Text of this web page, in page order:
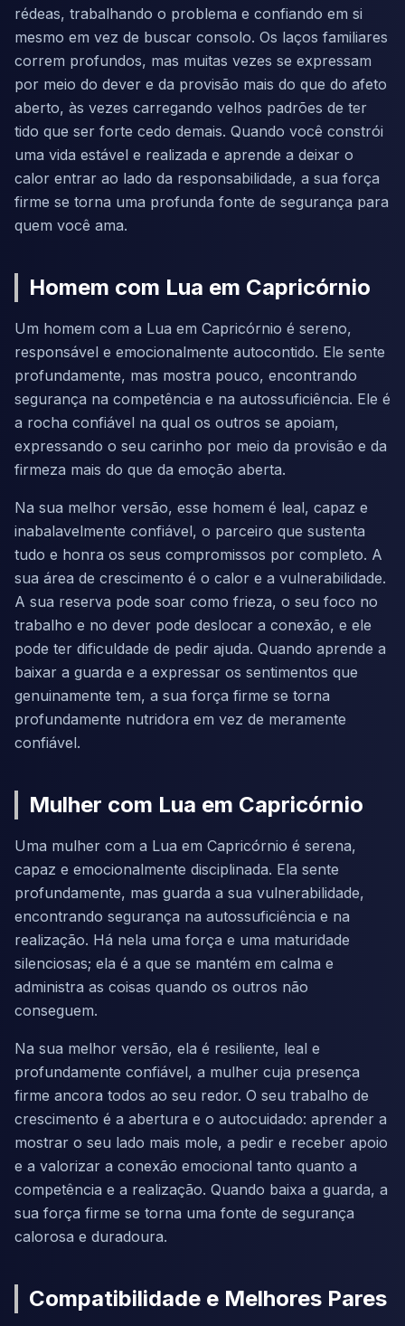
rédeas, trabalhando o problema e confiando em si
mesmo em vez de buscar consolo. Os laços familiares
correm profundos, mas muitas vezes se expressam
por meio do dever e da provisão mais do que do afeto
aberto, às vezes carregando velhos padrões de ter
tido que ser forte cedo demais. Quando você constrói
uma vida estável e realizada e aprende a deixar o
calor entrar ao lado da responsabilidade, a sua força
firme se torna uma profunda fonte de segurança para
quem você ama.
Homem com Lua em Capricórnio
Um homem com a Lua em Capricórnio é sereno,
responsável e emocionalmente autocontido. Ele sente
profundamente, mas mostra pouco, encontrando
segurança na competência e na autossuficiência. Ele é
a rocha confiável na qual os outros se apoiam,
expressando o seu carinho por meio da provisão e da
firmeza mais do que da emoção aberta.
Na sua melhor versão, esse homem é leal, capaz e
inabalavelmente confiável, o parceiro que sustenta
tudo e honra os seus compromissos por completo. A
sua área de crescimento é o calor e a vulnerabilidade.
A sua reserva pode soar como frieza, o seu foco no
trabalho e no dever pode deslocar a conexão, e ele
pode ter dificuldade de pedir ajuda. Quando aprende a
baixar a guarda e a expressar os sentimentos que
genuinamente tem, a sua força firme se torna
profundamente nutridora em vez de meramente
confiável.
Mulher com Lua em Capricórnio
Uma mulher com a Lua em Capricórnio é serena,
capaz e emocionalmente disciplinada. Ela sente
profundamente, mas guarda a sua vulnerabilidade,
encontrando segurança na autossuficiência e na
realização. Há nela uma força e uma maturidade
silenciosas; ela é a que se mantém em calma e
administra as coisas quando os outros não
conseguem.
Na sua melhor versão, ela é resiliente, leal e
profundamente confiável, a mulher cuja presença
firme ancora todos ao seu redor. O seu trabalho de
crescimento é a abertura e o autocuidado: aprender a
mostrar o seu lado mais mole, a pedir e receber apoio
e a valorizar a conexão emocional tanto quanto a
competência e a realização. Quando baixa a guarda, a
sua força firme se torna uma fonte de segurança
calorosa e duradoura.
Compatibilidade e Melhores Pares